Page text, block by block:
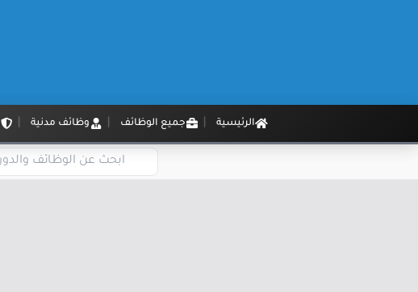
الرئيسية جميع الوظائف وظائف مدنية